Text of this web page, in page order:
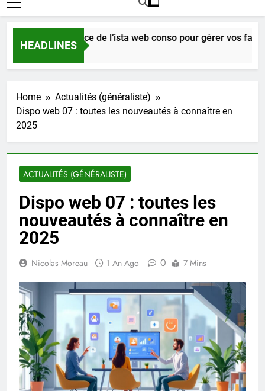
HEADLINES
l’importance de l’ista web conso pour gérer vos factures
Home
Actualités (généraliste)
Dispo web 07 : toutes les nouveautés à connaître en
2025
ACTUALITÉS (GÉNÉRALISTE)
Dispo web 07 : toutes les
nouveautés à connaître en
2025
Nicolas Moreau 1 An Ago 0 7 Mins